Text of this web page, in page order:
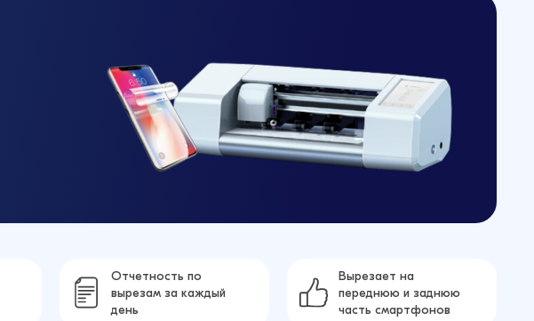
Отчетность по
вырезам за каждый
день
Вырезает на
переднюю и заднюю
часть смартфонов